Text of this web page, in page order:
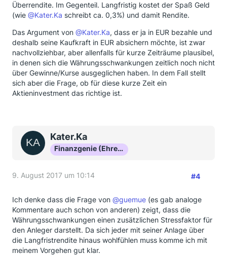
Überrendite. Im Gegenteil. Langfristig kostet der Spaß Geld
(wie @Kater.Ka schreibt ca. 0,3%) und damit Rendite.
Das Argument von @Kater.Ka, dass er ja in EUR bezahle und
deshalb seine Kaufkraft in EUR absichern möchte, ist zwar
nachvollziehbar, aber allenfalls für kurze Zeiträume plausibel,
in denen sich die Währungsschwankungen zeitlich noch nicht
über Gewinne/Kurse ausgeglichen haben. In dem Fall stellt
sich aber die Frage, ob für diese kurze Zeit ein
Aktieninvestment das richtige ist.
Kater.Ka
Finanzgenie (Ehrenmitglied)
9. August 2017 um 10:14 #4
Ich denke dass die Frage von @guemue (es gab analoge
Kommentare auch schon von anderen) zeigt, dass die
Währungsschwankungen einen zusätzlichen Stressfaktor für
den Anleger darstellt. Da sich jeder mit seiner Anlage über
die Langfristrendite hinaus wohlfühlen muss komme ich mit
meinem Vorgehen gut klar.